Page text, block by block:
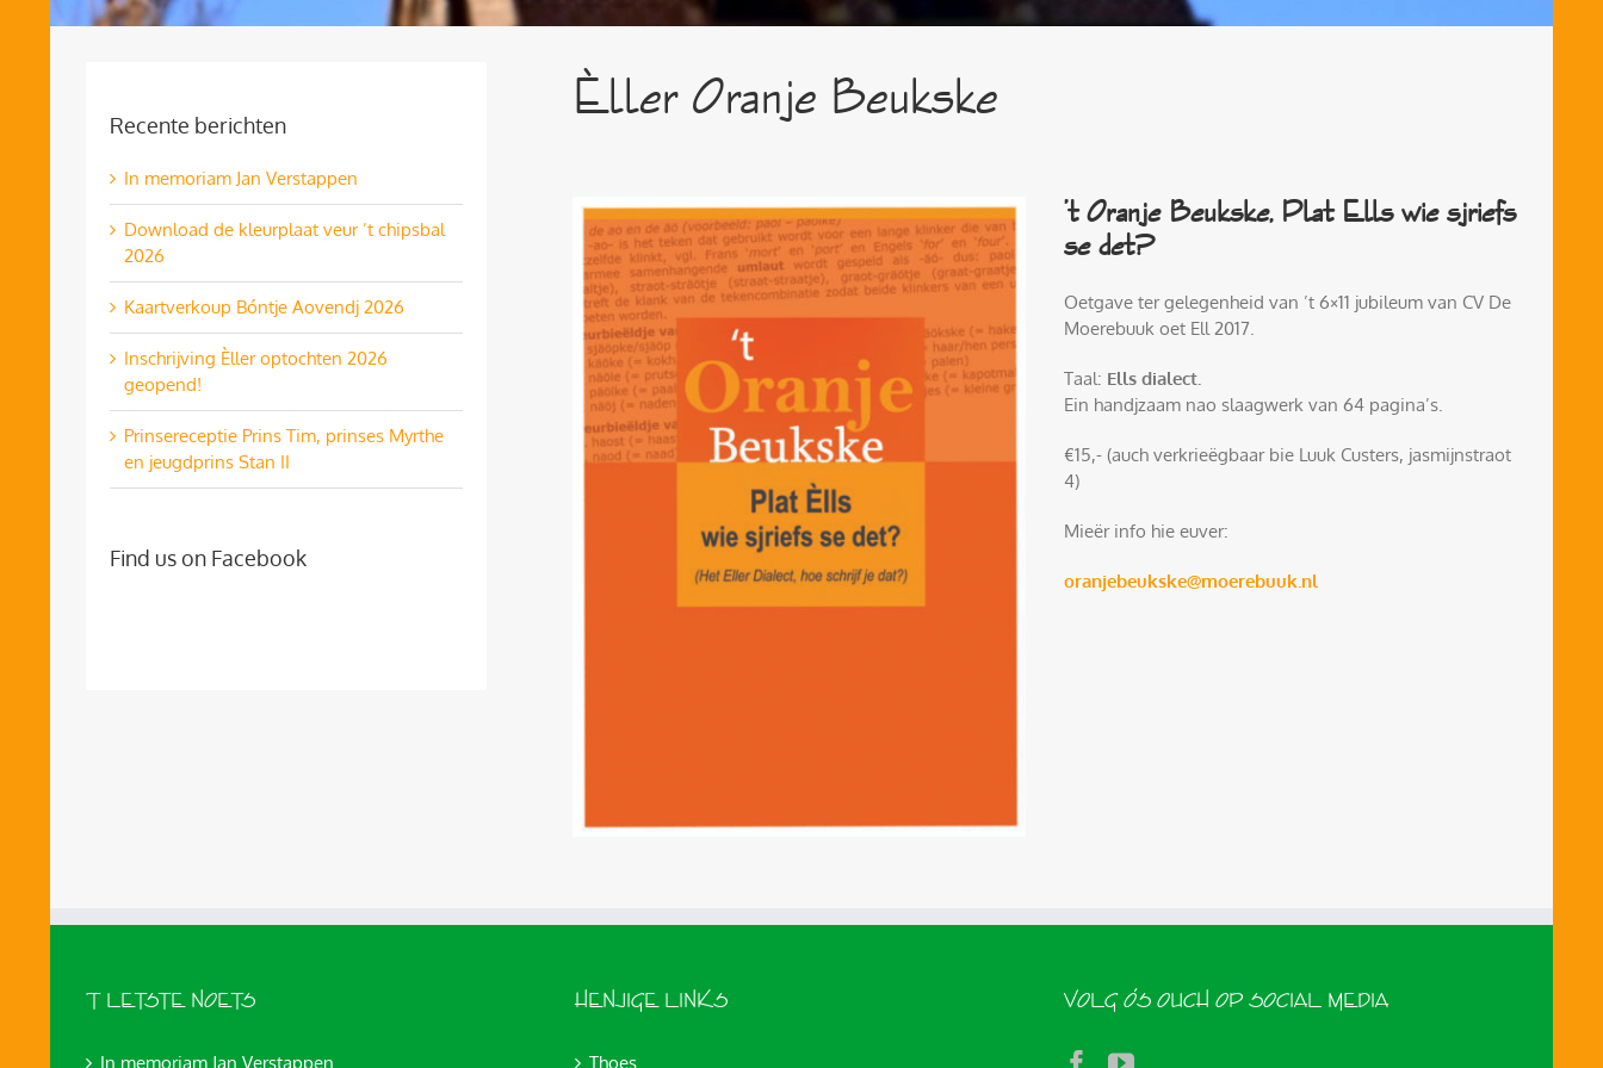
Èller Oranje Beukske
’t Oranje Beukske, Plat Ells wie sjriefs
se det?
Oetgave ter gelegenheid van ’t 6×11 jubileum van CV De
Moerebuuk oet Ell 2017.
Taal: Ells dialect.
Ein handjzaam nao slaagwerk van 64 pagina’s.
€15,- (auch verkrieëgbaar bie Luuk Custers, jasmijnstraot
4)
Mieër info hie euver:
oranjebeukske@moerebuuk.nl
Recente berichten
In memoriam Jan Verstappen
Download de kleurplaat veur ’t chipsbal
2026
Kaartverkoup Bóntje Aovendj 2026
Inschrijving Èller optochten 2026
geopend!
Prinsereceptie Prins Tim, prinses Myrthe
en jeugdprins Stan II
Find us on Facebook
’T LETSTE NOETS
In memoriam Jan Verstappen
HENJIGE LINKS
Thoes
VOLG ÓS OUCH OP SOCIAL MEDIA